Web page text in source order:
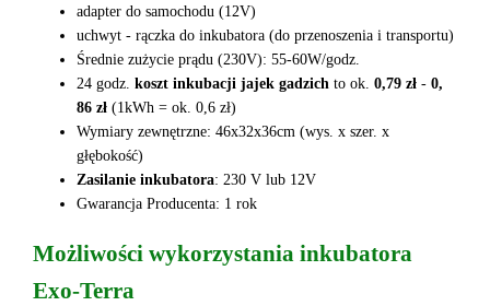
adapter do samochodu (12V)
uchwyt - rączka do inkubatora (do przenoszenia i transportu)
Średnie zużycie prądu (230V): 55-60W/godz.
24 godz. koszt inkubacji jajek gadzich to ok. 0,79 zł - 0,
86 zł (1kWh = ok. 0,6 zł)
Wymiary zewnętrzne: 46x32x36cm (wys. x szer. x
głębokość)
Zasilanie inkubatora: 230 V lub 12V
Gwarancja Producenta: 1 rok
Możliwości wykorzystania inkubatora
Exo-Terra